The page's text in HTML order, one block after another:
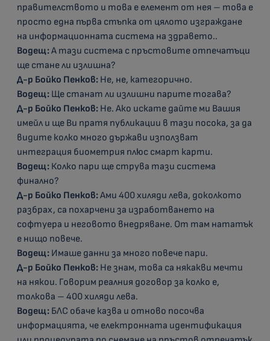
правителството и това е елемент от нея – това е
просто една първа стъпка от цялото изграждане
на информационната система на здравето..
Водещ:А тази система с пръстовите отпечатъци
ще стане ли излишна?
Д-р Бойко Пенков: Не, не, категорично.
Водещ: Ще станат ли излишни парите тогава?
Д-р Бойко Пенков: Не. Ако искате дайте ми Вашия
имейл и ще Ви пратя публикации в тази посока, за да
видите колко много държави използват
интеграция биометрия плюс смарт карти.
Водещ: Колко пари ще струва тази система
финално?
Д-р Бойко Пенков:Ами 400 хиляди лева, доколкото
разбрах, са похарчени за изработването на
софтуера и неговото внедряване. От там нататък
е нищо повече.
Водещ: Имаше данни за много повече пари.
Д-р Бойко Пенков: Не знам, това са някакви мечти
на някои. Говорим реалния договор за колко е,
толкова – 400 хиляди лева.
Водещ: БЛС обаче казва и отново посочва
информацията, че електронната идентификация